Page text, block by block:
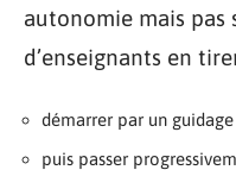
autonomie mais pas
d’enseignants en
démarrer par un guidage
puis passer